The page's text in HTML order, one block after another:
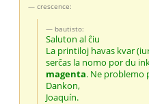
crescence:
bautisto:
Saluton al ĉiu
La printiloj havas kvar
serĉas la nomo por du
magenta. Ne problemo
Dankon,
Joaquín.